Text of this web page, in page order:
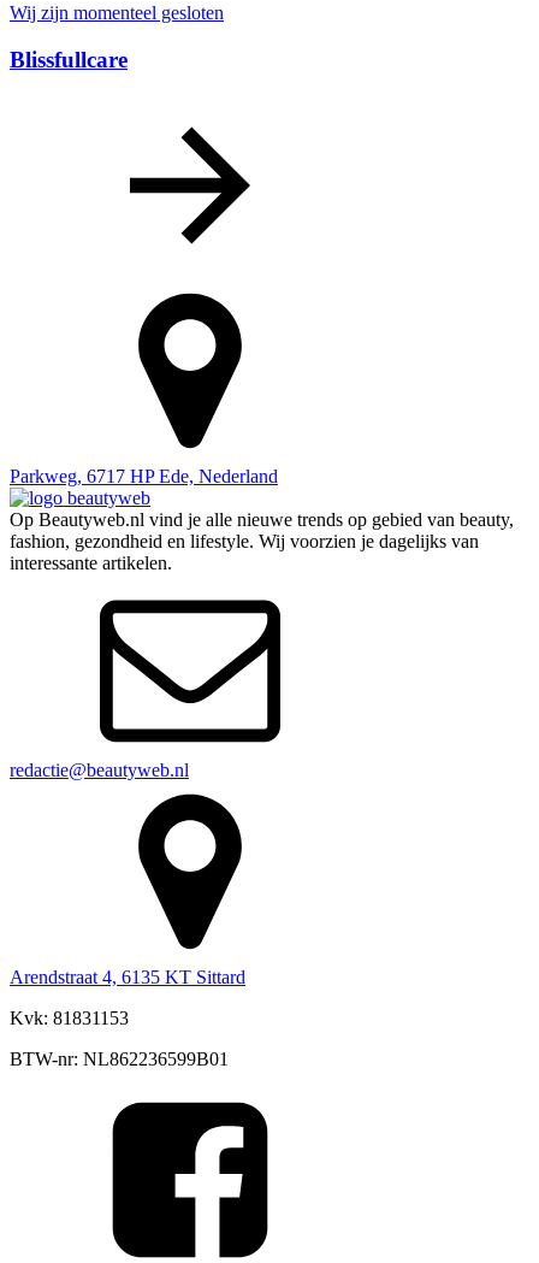
Wij zijn momenteel gesloten
Blissfullcare
Parkweg, 6717 HP Ede, Nederland
Op Beautyweb.nl vind je alle nieuwe trends op gebied van beauty,
fashion, gezondheid en lifestyle. Wij voorzien je dagelijks van
interessante artikelen.
redactie@beautyweb.nl
Arendstraat 4, 6135 KT Sittard
Kvk: 81831153
BTW-nr: NL862236599B01